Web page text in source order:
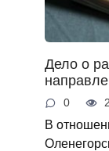
Дело о
0
В